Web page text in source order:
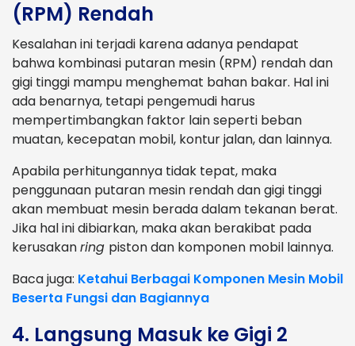
(RPM) Rendah
Kesalahan ini terjadi karena adanya pendapat
bahwa kombinasi putaran mesin (RPM) rendah dan
gigi tinggi mampu menghemat bahan bakar. Hal ini
ada benarnya, tetapi pengemudi harus
mempertimbangkan faktor lain seperti beban
muatan, kecepatan mobil, kontur jalan, dan lainnya.
Apabila perhitungannya tidak tepat, maka
penggunaan putaran mesin rendah dan gigi tinggi
akan membuat mesin berada dalam tekanan berat.
Jika hal ini dibiarkan, maka akan berakibat pada
kerusakanring piston dan komponen mobil lainnya.
Baca juga: Ketahui Berbagai Komponen Mesin Mobil
Beserta Fungsi dan Bagiannya
4. Langsung Masuk ke Gigi 2